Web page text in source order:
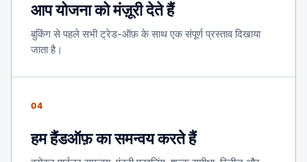
आप योजना को मंज़ूरी देते हैं
बुकिंग से पहले सभी ट्रेड-ऑफ़ के साथ एक संपूर्ण प्रस्ताव दिखाया
जाता है।
04
हम हैंडऑफ़ का समन्वय करते हैं